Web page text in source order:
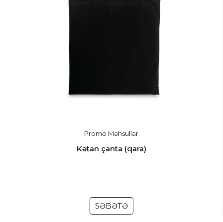
Promo Məhsullar
Kətan çanta (qara)
SƏBƏTƏ